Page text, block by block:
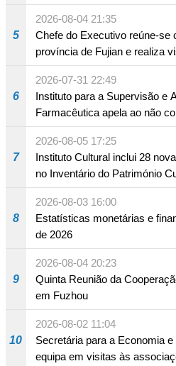
Aprofundada entre
Hengqin
5
2026-08-04 21:35
Chefe do Executivo reúne-se
província de Fujian e realiza
em Fuzhou
6
2026-07-31 22:49
Instituto para a Supervisão e
Farmacêutica apela ao não
produto com substâncias
ocidentais
7
2026-08-05 17:25
Instituto Cultural inclui 28
no Inventário do Património
8
2026-08-03 16:00
Estatísticas monetárias e
de 2026
9
2026-08-04 20:23
Quinta Reunião da
em Fuzhou
10
2026-08-02 11:04
Secretária para a Economia
equipa em visitas às